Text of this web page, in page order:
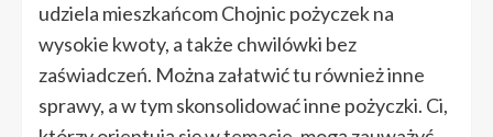
udziela mieszkańcom Chojnic pożyczek na
wysokie kwoty, a także chwilówki bez
zaświadczeń. Można załatwić tu również inne
sprawy, a w tym skonsolidować inne pożyczki. Ci,